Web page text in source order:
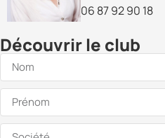
06 87 92 90 18
Découvrir le club